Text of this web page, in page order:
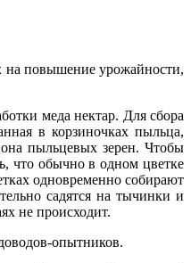
на повышение урожайности,
меда нектар. Для сбора
в корзиночках пыльца,
пыльцевых зерен. Чтобы
что обычно в одном цветке
одновременно собирают
садятся на тычинки и
не происходит.
опытников.